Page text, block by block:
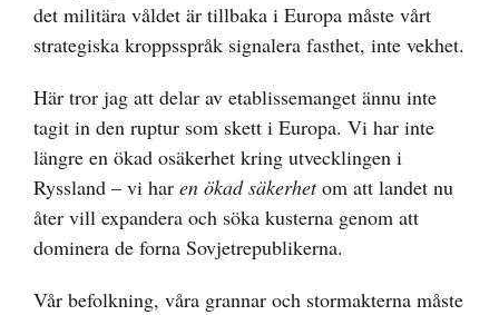
det militära våldet är tillbaka i Europa måste vårt
strategiska kroppsspråk signalera fasthet, inte vekhet.
Här tror jag att delar av etablissemanget ännu inte
tagit in den ruptur som skett i Europa. Vi har inte
längre en ökad osäkerhet kring utvecklingen i
Ryssland – vi har en ökad säkerhetom att landet nu
åter vill expandera och söka kusterna genom att
dominera de forna Sovjetrepublikerna.
Vår befolkning, våra grannar och stormakterna måste